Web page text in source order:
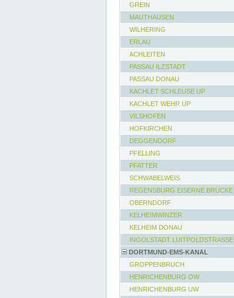
GREIN
MAUTHAUSEN
WILHERING
ERLAU
ACHLEITEN
PASSAU ILZSTADT
PASSAU DONAU
KACHLET SCHLEUSE UP
KACHLET WEHR UP
VILSHOFEN
HOFKIRCHEN
DEGGENDORF
PFELLING
PFATTER
SCHWABELWEIS
REGENSBURG EISERNE BRÜCKE
OBERNDORF
KELHEIMWINZER
KELHEIM DONAU
INGOLSTADT LUITPOLDSTRASSE
DORTMUND-EMS-KANAL
GROPPENBRUCH
HENRICHENBURG OW
HENRICHENBURG UW